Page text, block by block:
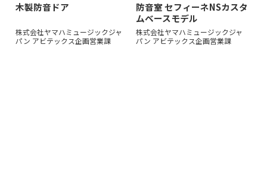
木製防音ドア
株式会社ヤマハミュージックジャ
パン アビテックス企画営業課
防音室 セフィーネNSカスタ
ムベースモデル
株式会社ヤマハミュージックジャ
パン アビテックス企画営業課